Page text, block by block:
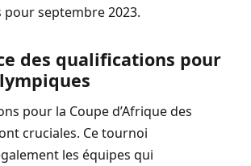
septembre 2023.
des qualifications pour
pour la Coupe d’Afrique des
cruciales. Ce tournoi
les équipes qui